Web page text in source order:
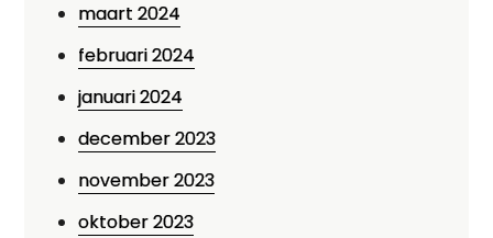
maart 2024
februari 2024
januari 2024
december 2023
november 2023
oktober 2023